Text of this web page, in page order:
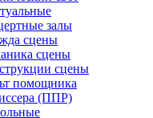
залы
сцены
сцены
сцены
помощника
(ППР)